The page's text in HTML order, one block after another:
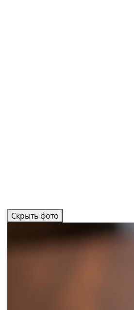
Скрыть фото